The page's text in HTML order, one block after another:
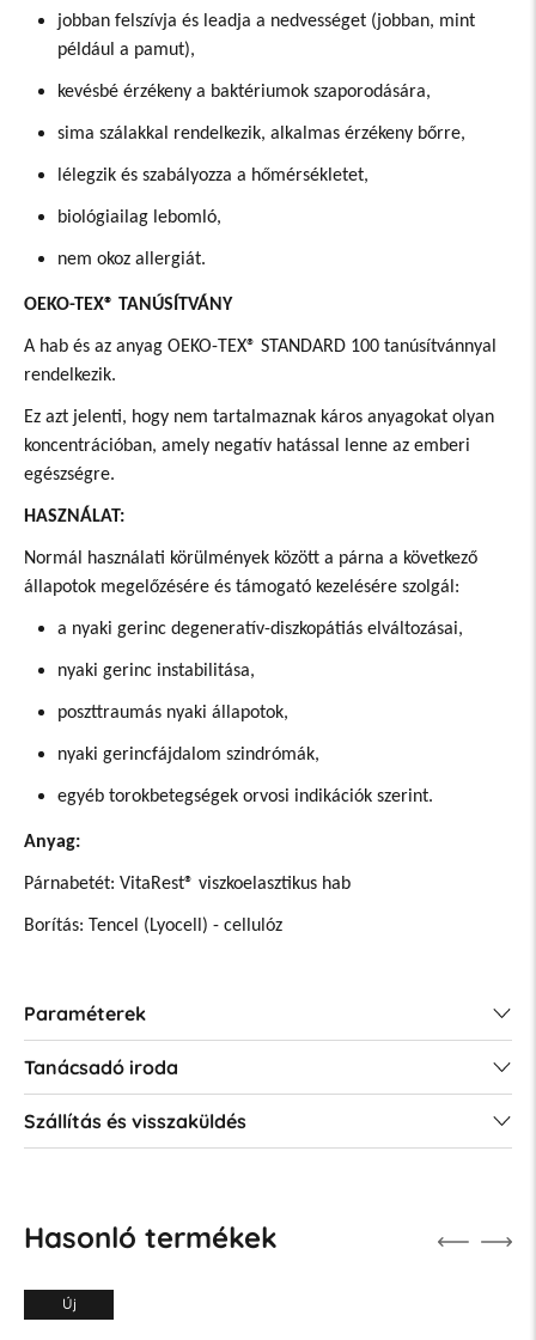
jobban felszívja és leadja a nedvességet (jobban, mint
például a pamut),
kevésbé érzékeny a baktériumok szaporodására,
sima szálakkal rendelkezik, alkalmas érzékeny bőrre,
lélegzik és szabályozza a hőmérsékletet,
biológiailag lebomló,
nem okoz allergiát.
OEKO-TEX® TANÚSÍTVÁNY
A hab és az anyag OEKO-TEX® STANDARD 100 tanúsítvánnyal
rendelkezik.
Ez azt jelenti, hogy nem tartalmaznak káros anyagokat olyan
koncentrációban, amely negatív hatással lenne az emberi
egészségre.
HASZNÁLAT:
Normál használati körülmények között a párna a következő
állapotok megelőzésére és támogató kezelésére szolgál:
a nyaki gerinc degeneratív-diszkopátiás elváltozásai,
nyaki gerinc instabilitása,
poszttraumás nyaki állapotok,
nyaki gerincfájdalom szindrómák,
egyéb torokbetegségek orvosi indikációk szerint.
Anyag:
Párnabetét: VitaRest® viszkoelasztikus hab
Borítás: Tencel (Lyocell) - cellulóz
Paraméterek
Tanácsadó iroda
Szállítás és visszaküldés
Hasonló termékek
Új